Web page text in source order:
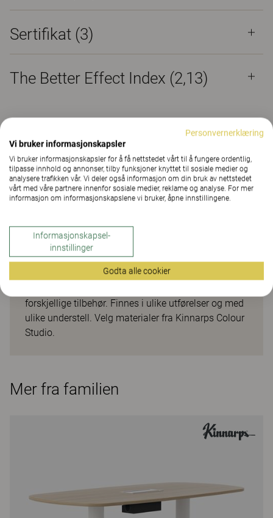
Sertifikat (3)
The Better Effect Index (2,13)
Praktisk møtebord med
valgfrihet
Serie[E] arbeidsbord tilbyr mange alternativer og
serie som passer godt uansett arbeidsoppgaver,
antall ansatte eller type arbeidsmiljø. Ved hjelp av et
stort utvalg av bordplater og understell kan du
skape en arbeidsplass med brukerens individuelle
forskjellige tilbehør. Finnes i ulike utførelser og med
ulike understell. Velg materialer fra Kinnarps Colour
Studio.
Mer fra familien
Personvernerklæring
Vi bruker informasjonskapsler
Vi bruker informasjonskapsler for å få nettstedet vårt til å fungere ordentlig,
tilpasse innhold og annonser, tilby funksjoner knyttet til sosiale medier og
analysere trafikken vår. Vi deler også informasjon om din bruk av nettstedet
vårt med våre partnere innenfor sosiale medier, reklame og analyse. For mer
informasjon om informasjonskapslene vi bruker, åpne innstillingene.
Informasjonskapsel-
innstillinger
Godta alle cookier